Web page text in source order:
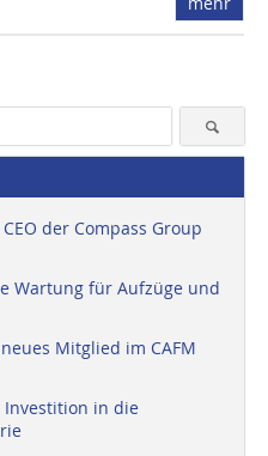
der Compass Group
Wartung für Aufzüge und
Mitglied im CAFM
Investition in die